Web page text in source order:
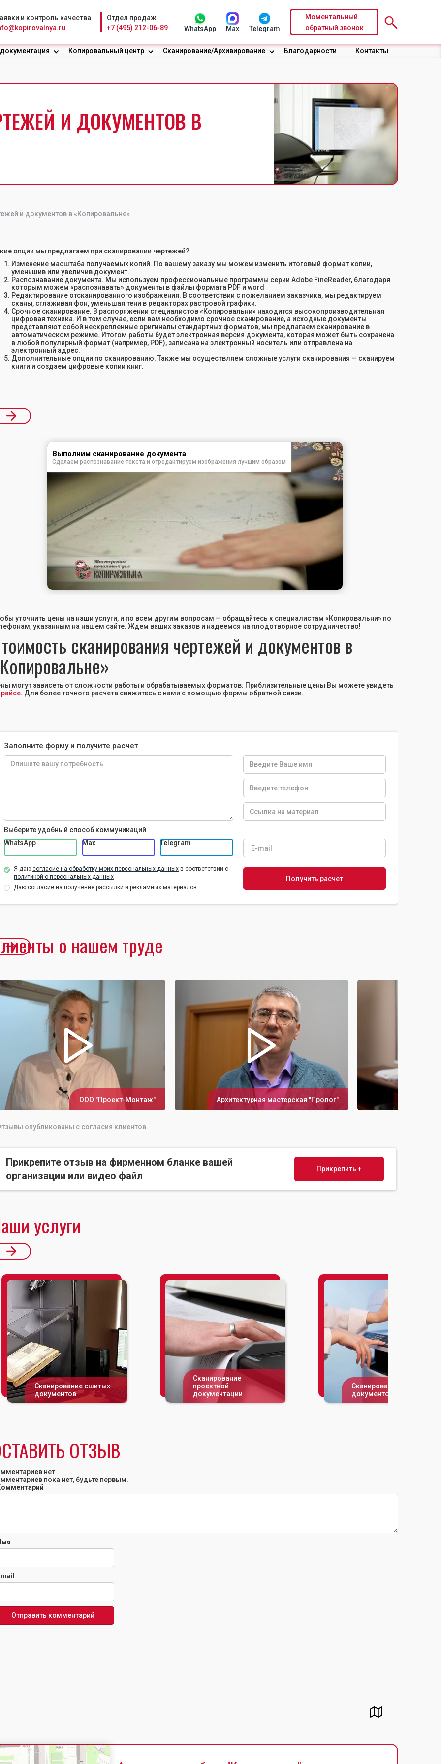
и контроль качества
Отдел продаж
+7 (495) 212-06-89
WhatsApp Max Telegram
Моментальный
обратный звонок
Копировальный центр Сканирование/Архивирование Благодарности Контакты
И ДОКУМЕНТОВ В
и документов в «Копировальне»
опции мы предлагаем при сканировании чертежей?
Изменение масштаба получаемых копий. По вашему заказу мы можем изменить итоговый формат копии,
уменьшив или увеличив документ.
Распознавание документа. Мы используем профессиональные программы серии Adobe FineReader, благодаря
которым можем «распознавать» документы в файлы формата PDF и word
Редактирование отсканированного изображения. В соответствии с пожеланием заказчика, мы редактируем
сканы, сглаживая фон, уменьшая тени в редакторах растровой графики.
Срочное сканирование. В распоряжении специалистов «Копировальни» находится высокопроизводительная
цифровая техника. И в том случае, если вам необходимо срочное сканирование, а исходные документы
представляют собой нескрепленные оригиналы стандартных форматов, мы предлагаем сканирование в
автоматическом режиме. Итогом работы будет электронная версия документа, которая может быть сохранена
в любой популярный формат (например, PDF), записана на электронный носитель или отправлена на
электронный адрес.
Дополнительные опции по сканированию. Также мы осуществляем сложные услуги сканирования — сканируем
книги и создаем цифровые копии книг.
Выполним сканирование документа
Сделаем распознавание текста и отредактируем изображения лучшим образом
уточнить цены на наши услуги, и по всем другим вопросам — обращайтесь к специалистам «Копировальни» по
указанным на нашем сайте. Ждем ваших заказов и надеемся на плодотворное сотрудничество!
сканирования чертежей и документов в
могут зависеть от сложности работы и обрабатываемых форматов. Приблизительные цены Вы можете увидеть
. Для более точного расчета свяжитесь с нами с помощью формы обратной связи.
Заполните форму и получите расчет
Выберите удобный способ коммуникаций
WhatsApp
Max Telegram
Я даю согласие на обработку моих персональных данных в соответствии с
политикой о персональных данных
Даю согласие на получение рассылки и рекламных материалов
о нашем труде
ООО "Проект-Монтаж" Архитектурная мастерская "Пролог"
опубликованы с согласия клиентов.
Прикрепите отзыв на фирменном бланке вашей
организации или видео файл
Прикрепить +
услуги
Сканирование сшитых
документов
Сканирование
проектной
документации
Сканирование
документов А4
ОТЗЫВ
нет
пока нет, будьте первым.